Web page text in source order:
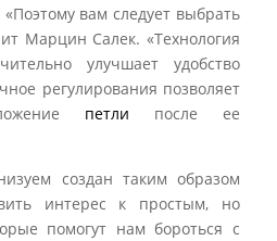
вам следует выбрать
Марцин Салек. «Технология
улучшает удобство
регулирования позволяет
петли после ее
создан таким образом
интерес к простым, но
помогут нам бороться с